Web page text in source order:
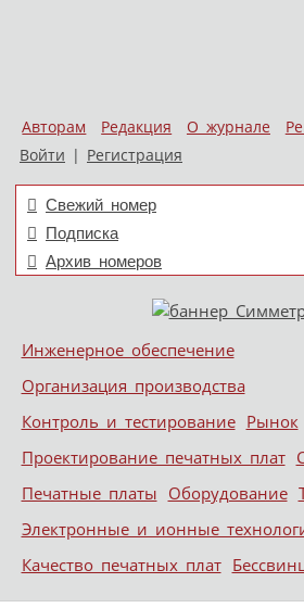
Авторам Редакция О журнале
Войти | Регистрация
Свежий номер
Подписка
Архив номеров
Меню
Skip to content
Инженерное обеспечение
Организация производства
Контроль и тестирование Рынок
Проектирование печатных плат
Печатные платы Оборудование
Электронные и ионные
Качество печатных плат